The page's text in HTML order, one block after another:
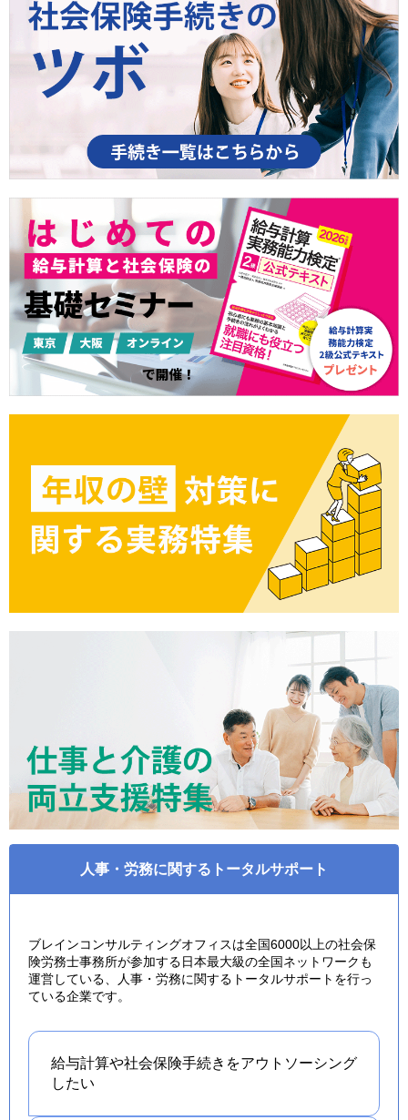
人事・労務に関するトータルサポート
ブレインコンサルティングオフィスは全国6000以上の社会保
険労務士事務所が参加する日本最大級の全国ネットワークも
運営している、人事・労務に関するトータルサポートを行っ
ている企業です。
給与計算や社会保険手続きをアウトソーシング
したい